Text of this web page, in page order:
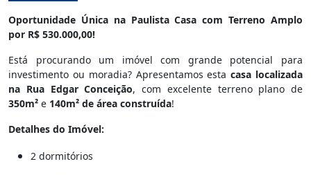
Oportunidade Única na Paulista Casa com Terreno Amplo
por R$ 530.000,00!
Está procurando um imóvel com grande potencial para
investimento ou moradia? Apresentamos estacasa localizada
na Rua Edgar Conceição, com excelente terreno plano de
350m² e 140m² de área construída!
Detalhes do Imóvel:
2 dormitórios